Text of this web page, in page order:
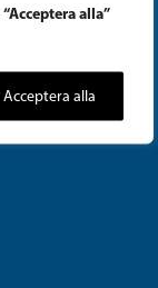
“Acceptera alla”
Acceptera alla